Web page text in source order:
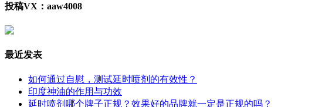
投稿VX：aaw4008
最近发表
如何通过自慰，测试延时喷剂的有效性？
印度神油的作用与功效
延时喷剂哪个牌子正规？效果好的品牌就一定是正规的吗？